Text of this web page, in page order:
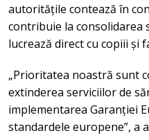
autoritățile contează în
contribuie la consolidarea
lucrează direct cu copiii și
„Prioritatea noastră sunt
extinderea serviciilor de
implementarea Garanției
standardele europene”, a